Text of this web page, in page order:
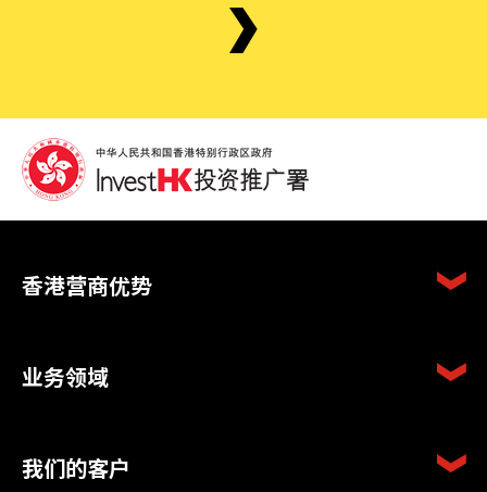
香港营商优势
业务领域
我们的客户